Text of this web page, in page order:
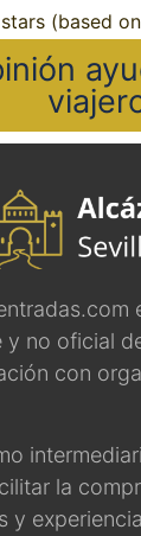
(based
y no oficial
con
la
y